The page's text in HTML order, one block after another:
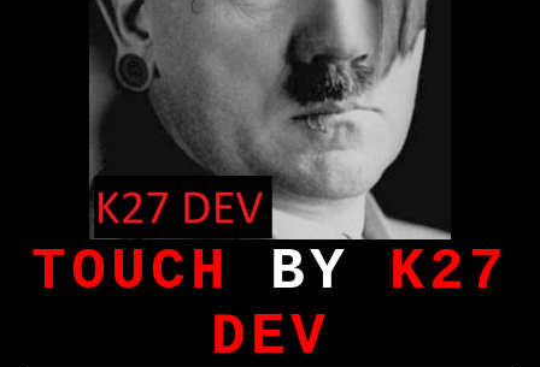
TOUCH BY K27
DEV